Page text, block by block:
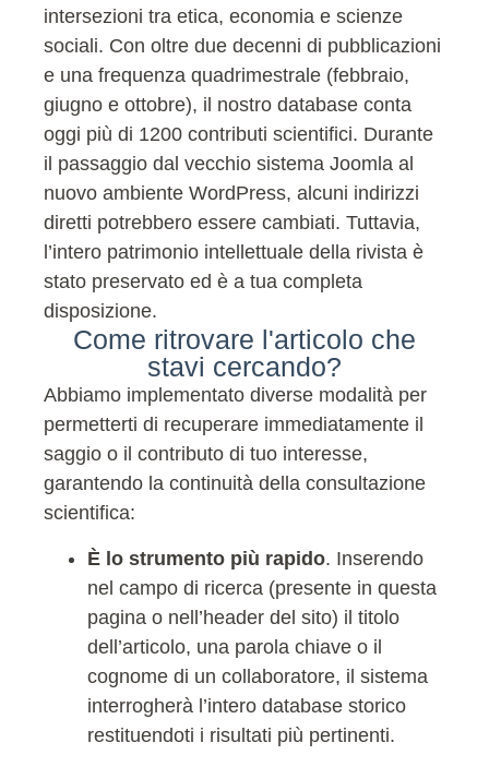
intersezioni tra etica, economia e scienze
sociali. Con oltre due decenni di pubblicazioni
e una frequenza quadrimestrale (febbraio,
giugno e ottobre), il nostro database conta
oggi più di 1200 contributi scientifici. Durante
il passaggio dal vecchio sistema Joomla al
nuovo ambiente WordPress, alcuni indirizzi
diretti potrebbero essere cambiati. Tuttavia,
l’intero patrimonio intellettuale della rivista è
stato preservato ed è a tua completa
disposizione.
Come ritrovare l'articolo che
stavi cercando?
Abbiamo implementato diverse modalità per
permetterti di recuperare immediatamente il
saggio o il contributo di tuo interesse,
garantendo la continuità della consultazione
scientifica:
È lo strumento più rapido. Inserendo
nel campo di ricerca (presente in questa
pagina o nell’header del sito) il titolo
dell’articolo, una parola chiave o il
cognome di un collaboratore, il sistema
interrogherà l’intero database storico
restituendoti i risultati più pertinenti.